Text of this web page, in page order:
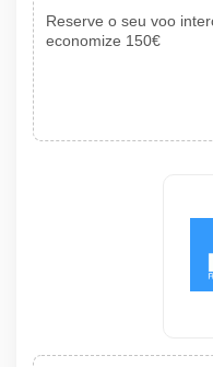
Reserve o seu voo
economize 150€